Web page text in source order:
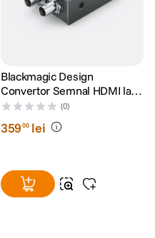
Blackmagic Design
Convertor Semnal HDMI la
SDI cu Alimentare
(0)
35900 lei